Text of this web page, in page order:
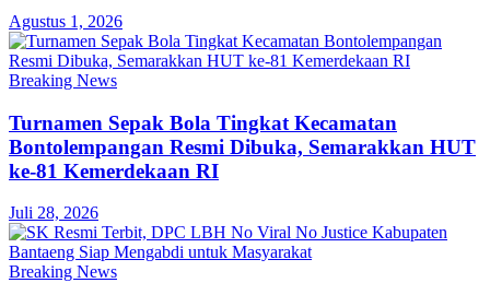
Agustus 1, 2026
Breaking News
Turnamen Sepak Bola Tingkat Kecamatan
Bontolempangan Resmi Dibuka, Semarakkan HUT
ke-81 Kemerdekaan RI
Juli 28, 2026
Breaking News